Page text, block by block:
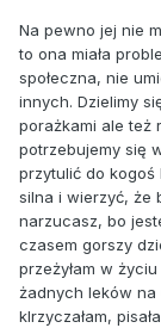
Na pewno jej nie
to ona miała
społeczna, nie
innych. Dzielimy
porażkami ale też
potrzebujemy się
przytulić do kogoś
silna i wierzyć, że
narzucasz, bo
czasem gorszy
przeżyłam w
żadnych leków na
klrzyczałam,